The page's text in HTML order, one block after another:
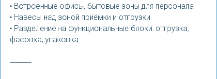
• Встроенные офисы, бытовые зоны для персонала
• Навесы над зоной приёмки и отгрузки
• Разделение на функциональные блоки: отгрузка,
фасовка, упаковка
⸻